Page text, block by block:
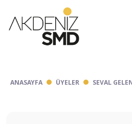
ANASAYFA ÜYELER SEVAL